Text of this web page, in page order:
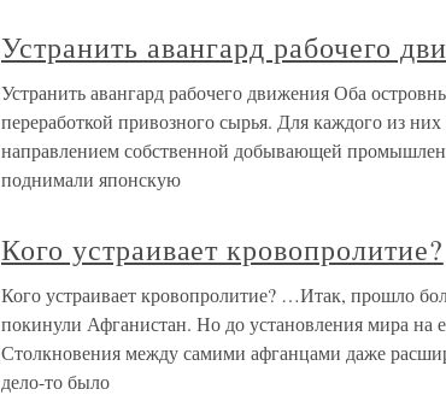
Устранить авангард рабочего
Устранить авангард рабочего движения Оба
переработкой привозного сырья. Для каждого из
направлением собственной добывающей
поднимали японскую
Кого устраивает кровопролитие?
Кого устраивает кровопролитие? …Итак, прошло
покинули Афганистан. Но до установления мира на
Столкновения между самими афганцами даже
дело-то было